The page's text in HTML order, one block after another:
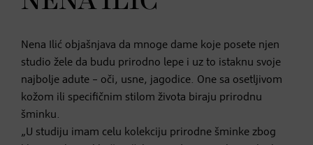
Nena Ilić objašnjava da mnoge dame koje posete njen
studio žele da budu prirodno lepe i uz to istaknu svoje
najbolje adute – oči, usne, jagodice. One sa osetljivom
kožom ili specifičnim stilom života biraju prirodnu
šminku.
„U studiju imam celu kolekciju prirodne šminke zbog